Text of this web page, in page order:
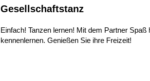
Gesellschaftstanz
Einfach! Tanzen lernen! Mit dem Partner
kennenlernen. Genießen Sie ihre Freizeit!